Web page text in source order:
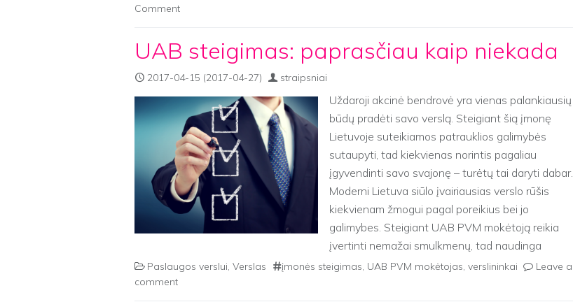
Comment
UAB steigimas: paprasčiau kaip niekada
2017-04-15 (2017-04-27) straipsniai
Uždaroji akcinė bendrovė yra vienas palankiausių
būdų pradėti savo verslą. Steigiant šią įmonę
Lietuvoje suteikiamos patrauklios galimybės
sutaupyti, tad kiekvienas norintis pagaliau
įgyvendinti savo svajonę – turėtų tai daryti dabar.
Moderni Lietuva siūlo įvairiausias verslo rūšis
kiekvienam žmogui pagal poreikius bei jo
galimybes. Steigiant UAB PVM mokėtoją reikia
įvertinti nemažai smulkmenų, tad naudinga
bendradarbiauti su […]
Paslaugos verslui, Verslas įmonės steigimas, UAB PVM mokėtojas, verslininkai
Leave a
comment